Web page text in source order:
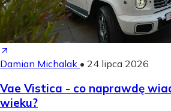
Damian Michalak • 24 lipca 2026
Vae Vistica - co naprawdę
wieku?